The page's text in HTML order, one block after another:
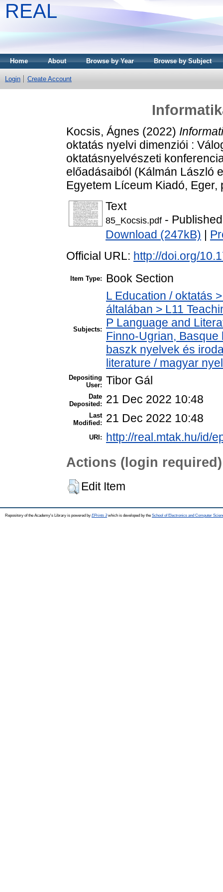
REAL
Home About Browse by Year Browse by Subject
Login Create Account
Kocsis, Ágnes (2022)
oktatás nyelvi dimenziói :
oktatásnyelvészeti
előadásaiból (Kálmán László
Egyetem Líceum Kiadó, Eger,
Text
85_Kocsis.pdf -
Download (247kB)
Official URL: http://doi.org/
Item Type: Book Section
Subjects:
L Education / oktatás
általában > L11
P Language and
Finno-Ugrian,
baszk nyelvek és
literature / magyar
Depositing
User: Tibor Gál
Date
Deposited:
21 Dec 2022 10:48
Last
Modified:
21 Dec 2022 10:48
URI: http://real.mtak.hu/id/
Actions (login required)
Edit Item
Repository of the Academy's Library is powered by EPrints 3which is developed by the School of Electronics and Computer